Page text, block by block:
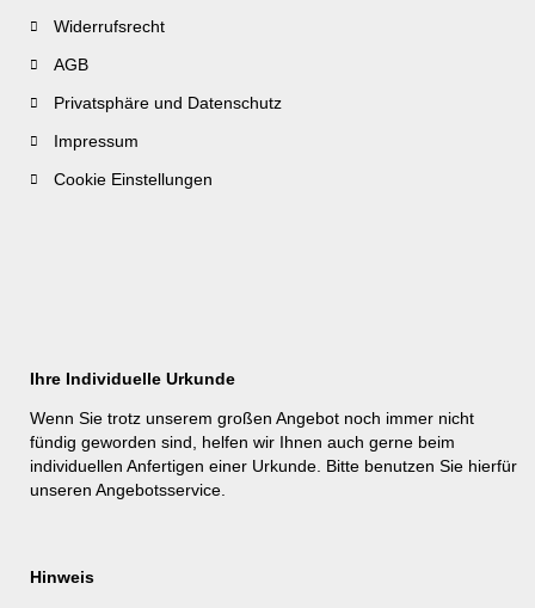
Widerrufsrecht
AGB
Privatsphäre und Datenschutz
Impressum
Cookie Einstellungen
Ihre Individuelle Urkunde
Wenn Sie trotz unserem großen Angebot noch immer nicht
fündig geworden sind, helfen wir Ihnen auch gerne beim
individuellen Anfertigen einer Urkunde. Bitte benutzen Sie hierfür
unseren Angebotsservice
Hinweis